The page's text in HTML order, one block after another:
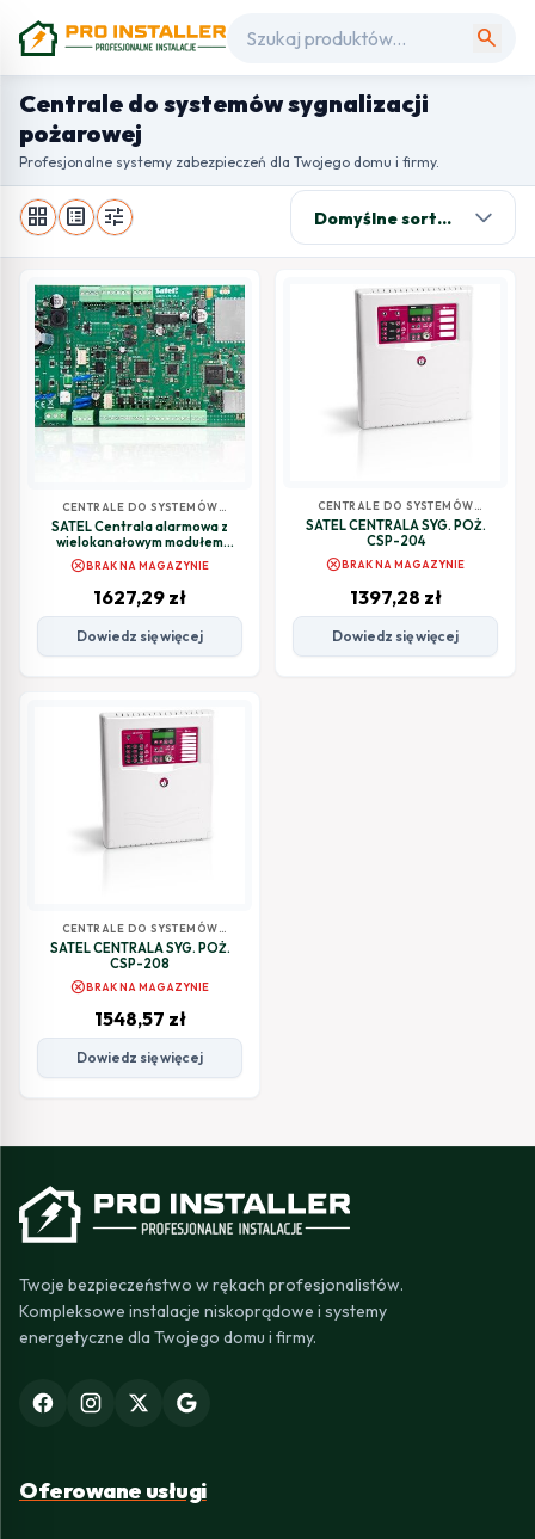
search
Centrale do systemów sygnalizacji
pożarowej
Profesjonalne systemy zabezpieczeń dla Twojego domu i firmy.
grid_view list_alt tune
CENTRALE DO SYSTEMÓW
SYGNALIZACJI POŻAROWEJ
SATEL Centrala alarmowa z
wielokanałowym modułem
komunikacyjnym PSTN/GSM-
LTE/ETH VERSA Plus LTE
cancel BRAK NA MAGAZYNIE
1627,29 zł
Dowiedz się więcej
CENTRALE DO SYSTEMÓW
SYGNALIZACJI POŻAROWEJ
SATEL CENTRALA SYG. POŻ.
CSP-204
cancelBRAK NA MAGAZYNIE
1397,28 zł
Dowiedz się więcej
CENTRALE DO SYSTEMÓW
SYGNALIZACJI POŻAROWEJ
SATEL CENTRALA SYG. POŻ.
CSP-208
cancel BRAK NA MAGAZYNIE
1548,57 zł
Dowiedz się więcej
Twoje bezpieczeństwo w rękach profesjonalistów.
Kompleksowe instalacje niskoprądowe i systemy
energetyczne dla Twojego domu i firmy.
Oferowane usługi